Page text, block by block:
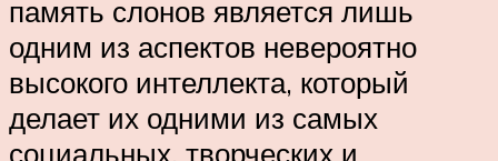
память слонов является лишь
одним из аспектов невероятно
высокого интеллекта, который
делает их одними из самых
социальных, творческих и